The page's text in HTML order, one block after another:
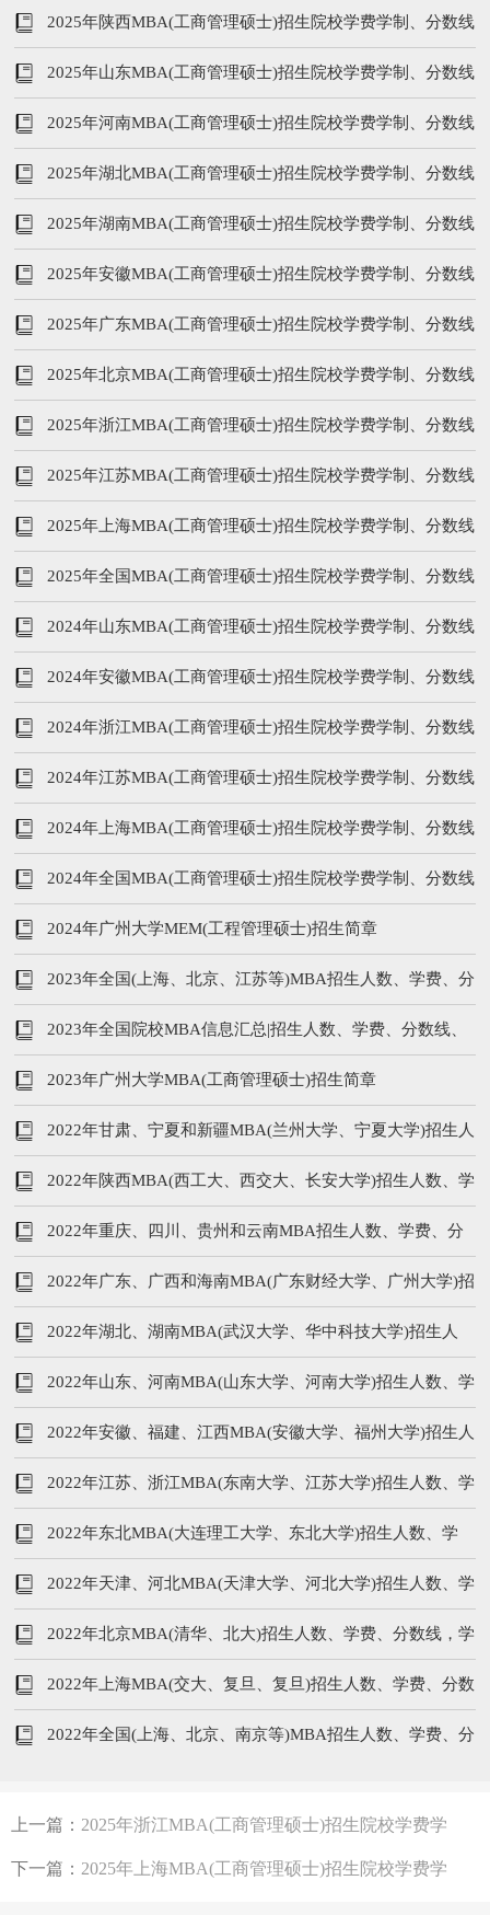
等汇总
2025年陕西MBA(工商管理硕士)招生院校学费学制、分数线
等汇总
2025年山东MBA(工商管理硕士)招生院校学费学制、分数线
等汇总
2025年河南MBA(工商管理硕士)招生院校学费学制、分数线
等汇总
2025年湖北MBA(工商管理硕士)招生院校学费学制、分数线
等汇总
2025年湖南MBA(工商管理硕士)招生院校学费学制、分数线
等汇总
2025年安徽MBA(工商管理硕士)招生院校学费学制、分数线
等汇总
2025年广东MBA(工商管理硕士)招生院校学费学制、分数线
等汇总
2025年北京MBA(工商管理硕士)招生院校学费学制、分数线
等汇总
2025年浙江MBA(工商管理硕士)招生院校学费学制、分数线
等汇总
2025年江苏MBA(工商管理硕士)招生院校学费学制、分数线
等汇总
2025年上海MBA(工商管理硕士)招生院校学费学制、分数线
等汇总
2025年全国MBA(工商管理硕士)招生院校学费学制、分数线
等汇总
2024年山东MBA(工商管理硕士)招生院校学费学制、分数线
等汇总
2024年安徽MBA(工商管理硕士)招生院校学费学制、分数线
等汇总
2024年浙江MBA(工商管理硕士)招生院校学费学制、分数线
等汇总
2024年江苏MBA(工商管理硕士)招生院校学费学制、分数线
等汇总
2024年上海MBA(工商管理硕士)招生院校学费学制、分数线
等汇总
2024年全国MBA(工商管理硕士)招生院校学费学制、分数线
等汇总
2024年广州大学MEM(工程管理硕士)招生简章
2023年全国(上海、北京、江苏等)MBA招生人数、学费、分
数线，学制汇总
2023年全国院校MBA信息汇总|招生人数、学费、分数线、
学制
2023年广州大学MBA(工商管理硕士)招生简章
2022年甘肃、宁夏和新疆MBA(兰州大学、宁夏大学)招生人
数、学费、分数线
2022年陕西MBA(西工大、西交大、长安大学)招生人数、学
费、分数线，学制汇总
2022年重庆、四川、贵州和云南MBA招生人数、学费、分
数线，学制汇总
2022年广东、广西和海南MBA(广东财经大学、广州大学)招
生人数、学费、分数线
2022年湖北、湖南MBA(武汉大学、华中科技大学)招生人
数、学费、分数线
2022年山东、河南MBA(山东大学、河南大学)招生人数、学
费、分数线
2022年安徽、福建、江西MBA(安徽大学、福州大学)招生人
数、学费、分数线，学制
2022年江苏、浙江MBA(东南大学、江苏大学)招生人数、学
费、分数线，学制
2022年东北MBA(大连理工大学、东北大学)招生人数、学
费、分数线，学制汇总
2022年天津、河北MBA(天津大学、河北大学)招生人数、学
费、分数线，学制
2022年北京MBA(清华、北大)招生人数、学费、分数线，学
制汇总
2022年上海MBA(交大、复旦、复旦)招生人数、学费、分数
线，学制汇总
2022年全国(上海、北京、南京等)MBA招生人数、学费、分
上一篇： 2025年浙江MBA(工商管理硕士)招生院校学费学
制、分数线等汇总
下一篇： 2025年上海MBA(工商管理硕士)招生院校学费学